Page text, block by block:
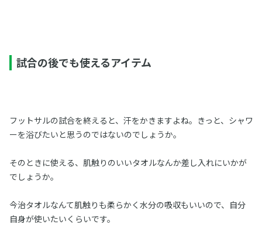
試合の後でも使えるアイテム
フットサルの試合を終えると、汗をかきますよね。きっと、シャワ
ーを浴びたいと思うのではないのでしょうか。
そのときに使える、肌触りのいいタオルなんか差し入れにいかが
でしょうか。
今治タオルなんて肌触りも柔らかく水分の吸収もいいので、自分
自身が使いたいくらいです。